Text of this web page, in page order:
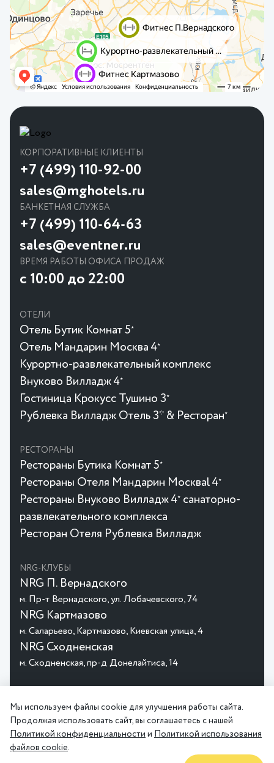
КОРПОРАТИВНЫЕ КЛИЕНТЫ
+7 (499) 110-92-00
sales@mghotels.ru
БАНКЕТНАЯ СЛУЖБА
+7 (499) 110-64-63
sales@eventner.ru
ВРЕМЯ РАБОТЫ ОФИСА ПРОДАЖ
с 10:00 до 22:00
ОТЕЛИ
Отель Бутик Комнат 5★
Отель Мандарин Москва 4★
Курортно-развлекательный комплекс
Внуково Вилладж 4★
Гостиница Крокусc Тушино 3★
Рублевка Вилладж Отель 3* & Ресторан★
РЕСТОРАНЫ
Рестораны Бутика Комнат 5★
Рестораны Отеля Мандарин Москваl 4★
Рестораны Внуково Вилладж 4★
санаторно-
развлекательного комплекса
Ресторан Отеля Рублевка Вилладж
NRG-КЛУБЫ
NRG П. Вернадского
м. Пр-т Вернадского, ул. Лобачевского, 74
NRG Картмазово
м. Саларьево, Картмазово, Киевская улица, 4
NRG Сходненская
м. Сходненская, пр-д Донелайтиса, 14
Политика
Пользовательское
Мы используем файлы cookie для улучшения работы сайта.
Продолжая использовать сайт, вы соглашаетесь с нашей
Политикой конфиденциальности и Политикой использования
файлов cookie.